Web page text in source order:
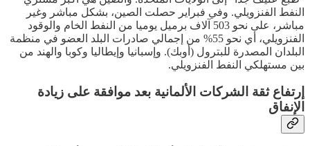
النفط الفنزويلي. وفي فبراير حصلت الصين، بشكل مباشر وغير
مباشر، على نحو 503 آلاف برميل يوميا من النفط الخام والوقود
الفنزويلي، أي نحو 55% من إجمالي صادرات البلد العضو في منظمة
البلدان المصدرة للبترول (أوبك). وإسبانيا وإيطاليا وكوبا والهند من
بين مستهلكي النفط الفنزويلي.
إرتفاع ثقة الشركات الألمانية بعد موافقة على زيادة
الإنفاق